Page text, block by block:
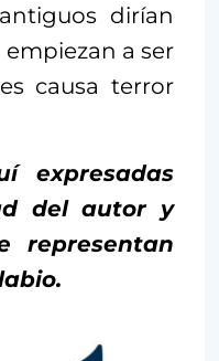
dirían
a ser
causa terror
expresadas
del autor y
representan